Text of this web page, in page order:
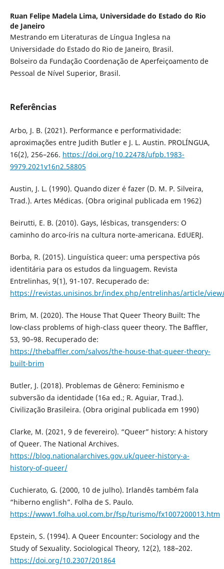
Ruan Felipe Madela Lima, Universidade do Estado do Rio
de Janeiro
Mestrando em Literaturas de Língua Inglesa na
Universidade do Estado do Rio de Janeiro, Brasil.
Bolseiro da Fundação Coordenação de Aperfeiçoamento de
Pessoal de Nível Superior, Brasil.
Referências
Arbo, J. B. (2021). Performance e performatividade:
aproximações entre Judith Butler e J. L. Austin. PROLÍNGUA,
16(2), 256–266. https://doi.org/10.22478/ufpb.1983-
9979.2021v16n2.58805
Austin, J. L. (1990). Quando dizer é fazer (D. M. P. Silveira,
Trad.). Artes Médicas. (Obra original publicada em 1962)
Beirutti, E. B. (2010). Gays, lésbicas, transgenders: O
caminho do arco-íris na cultura norte-americana. EdUERJ.
Borba, R. (2015). Linguística queer: uma perspectiva pós
identitária para os estudos da linguagem. Revista
Entrelinhas, 9(1), 91-107. Recuperado de:
https://revistas.unisinos.br/index.php/entrelinhas/article/
Brim, M. (2020). The House That Queer Theory Built: The
low-class problems of high-class queer theory. The Baffler,
53, 90–98. Recuperado de:
https://thebaffler.com/salvos/the-house-that-queer-theory-
built-brim
Butler, J. (2018). Problemas de Gênero: Feminismo e
subversão da identidade (16a ed.; R. Aguiar, Trad.).
Civilização Brasileira. (Obra original publicada em 1990)
Clarke, M. (2021, 9 de fevereiro). “Queer” history: A history
of Queer. The National Archives.
https://blog.nationalarchives.gov.uk/queer-history-a-
history-of-queer/
Cuchierato, G. (2000, 10 de julho). Irlandês também fala
“hiberno english”. Folha de S. Paulo.
https://www1.folha.uol.com.br/fsp/turismo/fx1007200013.htm
Epstein, S. (1994). A Queer Encounter: Sociology and the
Study of Sexuality. Sociological Theory, 12(2), 188–202.
https://doi.org/10.2307/201864